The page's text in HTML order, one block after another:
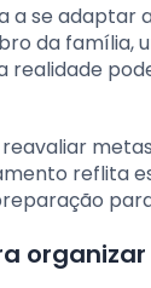
a se adaptar
da
reflita